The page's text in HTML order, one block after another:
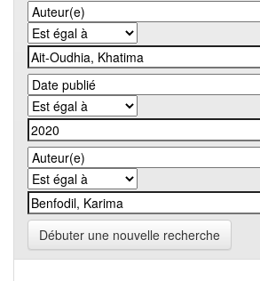
Débuter une nouvelle recherche